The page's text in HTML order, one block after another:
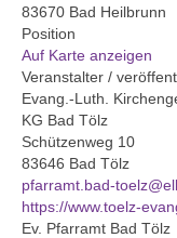
Gemeinde
Pfarrteam
Pfarrbüro
KantorIn
83670 Bad Heilbrunn
Position
Auf Karte anzeigen
Veranstalter /
Evang.-Luth.
KG Bad Tölz
Schützenweg 10
83646 Bad Tölz
pfarramt.bad-
https://www.toelz-
Ev. Pfarramt Bad Tölz